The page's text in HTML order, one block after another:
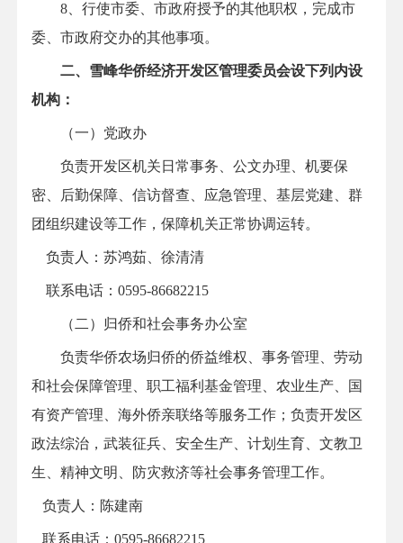
8、行使市委、市政府授予的其他职权，完成市
委、市政府交办的其他事项。
二、雪峰华侨经济开发区管理委员会设下列内设
机构：
（一）党政办
负责开发区机关日常事务、公文办理、机要保
密、后勤保障、信访督查、应急管理、基层党建、群
团组织建设等工作，保障机关正常协调运转。
负责人：苏鸿茹、徐清清
联系电话：0595-86682215
（二）归侨和社会事务办公室
负责华侨农场归侨的侨益维权、事务管理、劳动
和社会保障管理、职工福利基金管理、农业生产、国
有资产管理、海外侨亲联络等服务工作；负责开发区
政法综治，武装征兵、安全生产、计划生育、文教卫
生、精神文明、防灾救济等社会事务管理工作。
负责人：陈建南
联系电话：0595-86682215